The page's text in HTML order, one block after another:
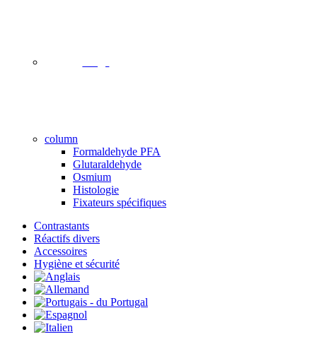
column
Formaldehyde PFA
Glutaraldehyde
Osmium
Histologie
Fixateurs spécifiques
Contrastants
Réactifs divers
Accessoires
Hygiène et sécurité